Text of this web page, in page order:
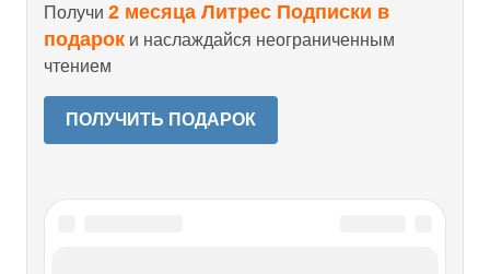
Получи 2 месяца Литрес Подписки в
подарок и наслаждайся неограниченным
чтением
ПОЛУЧИТЬ ПОДАРОК